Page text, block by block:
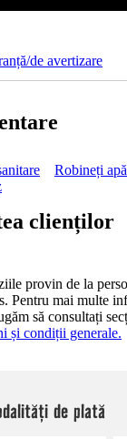
de avertizare
Robineți
clienților
provin de la
Pentru mai multe
să consultați
și condiții generale.
de plată